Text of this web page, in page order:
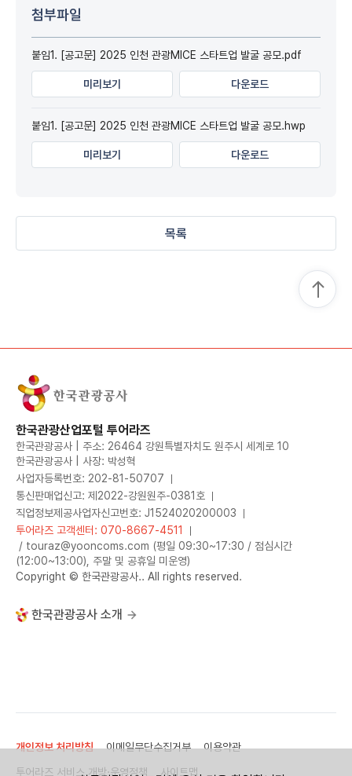
첨부파일
붙임1. [공고문] 2025 인천 관광MICE 스타트업 발굴 공모.pdf
미리보기 다운로드
붙임1. [공고문] 2025 인천 관광MICE 스타트업 발굴 공모.hwp
미리보기 다운로드
목록
한국관광산업포털 투어라즈
한국관광공사 | 주소: 26464 강원특별자치도 원주시 세계로 10
한국관광공사 | 사장: 박성혁
사업자등록번호: 202-81-50707
통신판매업신고: 제2022-강원원주-0381호
직업정보제공사업자신고번호: J1524020200003
투어라즈 고객센터: 070-8667-4511
/ touraz@yooncoms.com (평일 09:30~17:30 / 점심시간
(12:00~13:00), 주말 및 공휴일 미운영)
Copyright © 한국관광공사.. All rights reserved.
한국관광공사 소개
개인정보 처리방침 이메일무단수집거부
이용약관
투어라즈 서비스 개방·운영정책
사이트맵